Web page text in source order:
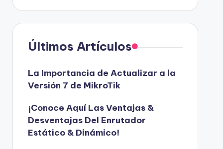
Últimos Artículos
La Importancia de Actualizar a la
Versión 7 de MikroTik
¡Conoce Aquí Las Ventajas &
Desventajas Del Enrutador
Estático & Dinámico!